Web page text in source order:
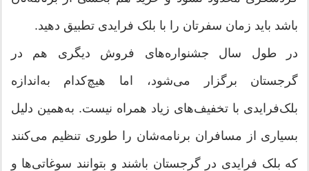
باشد باید زمان سفرتان را با بلک فرایدی تطبیق دهید.
در طول سال جشنواره‌های فروش دیگری هم در
گرجستان برگزار می‌شود، اما هیچ‌کدام به‌اندازه
بلک‌فرایدی با تخفیف‌های زیاد همراه نیست. به‌همین دلیل
بسیاری از مسافران برنامه‌شان را طوری تنظیم می‌کنند
که بلک فرایدی در گرجستان باشند و بتوانند سوغاتی‌ها و